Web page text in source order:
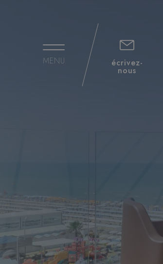
MENU écrivez-
nous